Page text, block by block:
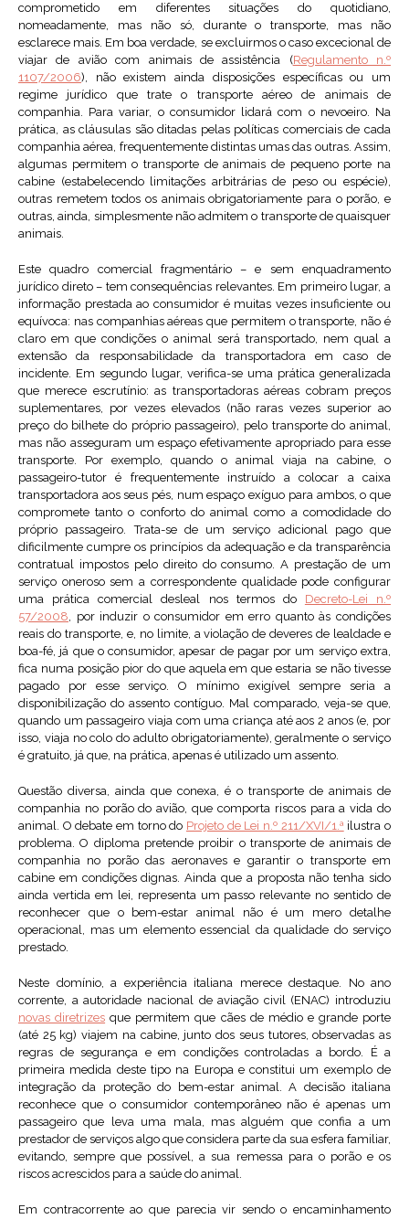
comprometido em diferentes situações do quotidiano,
nomeadamente, mas não só, durante o transporte, mas não
esclarece mais. Em boa verdade, se excluirmos o caso excecional de
viajar de avião com animais de assistência (Regulamento n.º
1107/2006), não existem ainda disposições específicas ou um
regime jurídico que trate o transporte aéreo de animais de
companhia. Para variar, o consumidor lidará com o nevoeiro. Na
prática, as cláusulas são ditadas pelas políticas comerciais de cada
companhia aérea, frequentemente distintas umas das outras. Assim,
algumas permitem o transporte de animais de pequeno porte na
cabine (estabelecendo limitações arbitrárias de peso ou espécie),
outras remetem todos os animais obrigatoriamente para o porão, e
outras, ainda, simplesmente não admitem o transporte de quaisquer
animais.
Este quadro comercial fragmentário – e sem enquadramento
jurídico direto – tem consequências relevantes. Em primeiro lugar, a
informação prestada ao consumidor é muitas vezes insuficiente ou
equívoca: nas companhias aéreas que permitem o transporte, não é
claro em que condições o animal será transportado, nem qual a
extensão da responsabilidade da transportadora em caso de
incidente. Em segundo lugar, verifica-se uma prática generalizada
que merece escrutínio: as transportadoras aéreas cobram preços
suplementares, por vezes elevados (não raras vezes superior ao
preço do bilhete do próprio passageiro), pelo transporte do animal,
mas não asseguram um espaço efetivamente apropriado para esse
transporte. Por exemplo, quando o animal viaja na cabine, o
passageiro-tutor é frequentemente instruído a colocar a caixa
transportadora aos seus pés, num espaço exíguo para ambos, o que
compromete tanto o conforto do animal como a comodidade do
próprio passageiro. Trata-se de um serviço adicional pago que
dificilmente cumpre os princípios da adequação e da transparência
contratual impostos pelo direito do consumo. A prestação de um
serviço oneroso sem a correspondente qualidade pode configurar
uma prática comercial desleal nos termos do Decreto-Lei n.º
57/2008, por induzir o consumidor em erro quanto às condições
reais do transporte, e, no limite, a violação de deveres de lealdade e
boa-fé, já que o consumidor, apesar de pagar por um serviço extra,
fica numa posição pior do que aquela em que estaria se não tivesse
pagado por esse serviço. O mínimo exigível sempre seria a
disponibilização do assento contíguo. Mal comparado, veja-se que,
quando um passageiro viaja com uma criança até aos 2 anos (e, por
isso, viaja no colo do adulto obrigatoriamente), geralmente o serviço
é gratuito, já que, na prática, apenas é utilizado um assento.
Questão diversa, ainda que conexa, é o transporte de animais de
companhia no porão do avião, que comporta riscos para a vida do
animal. O debate em torno do Projeto de Lei n.º 211/XVI/1.ª ilustra o
problema. O diploma pretende proibir o transporte de animais de
companhia no porão das aeronaves e garantir o transporte em
cabine em condições dignas. Ainda que a proposta não tenha sido
ainda vertida em lei, representa um passo relevante no sentido de
reconhecer que o bem-estar animal não é um mero detalhe
operacional, mas um elemento essencial da qualidade do serviço
prestado.
Neste domínio, a experiência italiana merece destaque. No ano
corrente, a autoridade nacional de aviação civil (ENAC) introduziu
novas diretrizes que permitem que cães de médio e grande porte
(até 25 kg) viajem na cabine, junto dos seus tutores, observadas as
regras de segurança e em condições controladas a bordo. É a
primeira medida deste tipo na Europa e constitui um exemplo de
integração da proteção do bem-estar animal. A decisão italiana
reconhece que o consumidor contemporâneo não é apenas um
passageiro que leva uma mala, mas alguém que confia a um
prestador de serviços algo que considera parte da sua esfera familiar,
evitando, sempre que possível, a sua remessa para o porão e os
riscos acrescidos para a saúde do animal.
Em contracorrente ao que parecia vir sendo o encaminhamento